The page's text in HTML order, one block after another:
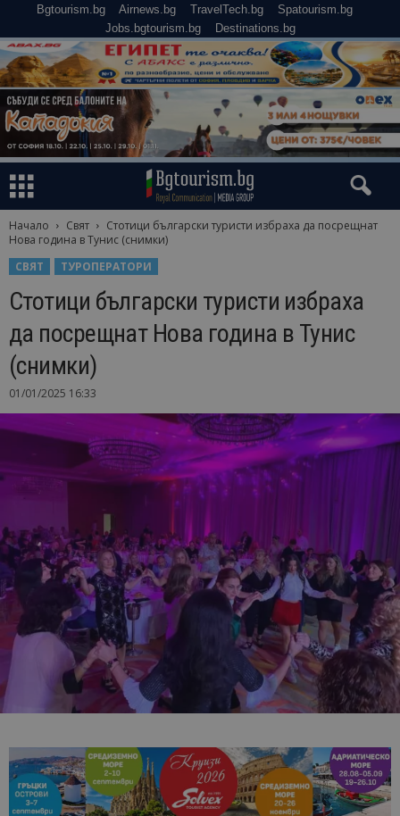
Bgtourism.bg Airnews.bg TravelTech.bg
Spatourism.bg
Jobs.bgtourism.bg
Destinations.bg
Начало Свят
Стотици български туристи избраха да посрещнат
Нова година в Тунис (снимки)
СВЯТ
ТУРОПЕРАТОРИ
Стотици български туристи избраха
да посрещнат Нова година в Тунис
(снимки)
01/01/2025 16:33